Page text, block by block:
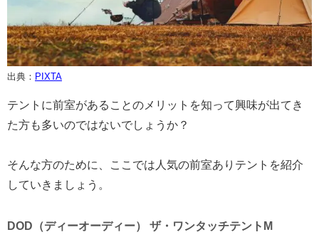
出典： PIXTA
テントに前室があることのメリットを知って興味が出てき
た方も多いのではないでしょうか？
そんな方のために、ここでは人気の前室ありテントを紹介
していきましょう。
DOD（ディーオーディー） ザ・ワンタッチテントM